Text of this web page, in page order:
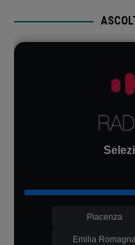
Piacenza
Emilia Romagna